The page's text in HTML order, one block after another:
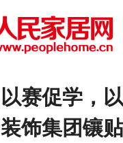
以赛促学，
装饰集团镶